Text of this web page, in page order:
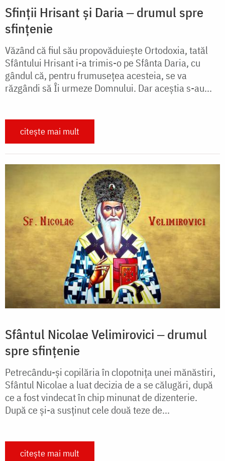
Sfinții Hrisant și Daria ‒ drumul spre
sfințenie
Văzând că fiul său propovăduiește Ortodoxia, tatăl
Sfântului Hrisant i-a trimis-o pe Sfânta Daria, cu
gândul că, pentru frumusețea acesteia, se va
răzgândi să Îi urmeze Domnului. Dar aceștia s-au...
citește mai mult
Sfântul Nicolae Velimirovici ‒ drumul
spre sfințenie
Petrecându-și copilăria în clopotnița unei mănăstiri,
Sfântul Nicolae a luat decizia de a se călugări, după
ce a fost vindecat în chip minunat de dizenterie.
După ce și-a susținut cele două teze de...
citește mai mult